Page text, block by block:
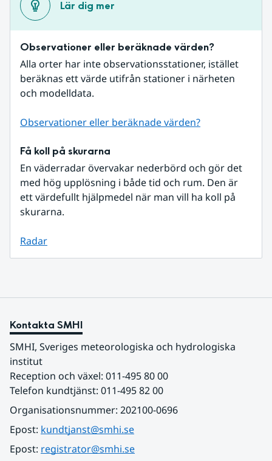
Lär dig mer
Observationer eller beräknade värden?
Alla orter har inte observationsstationer, istället
beräknas ett värde utifrån stationer i närheten
och modelldata.
Observationer eller beräknade värden?
Få koll på skurarna
En väderradar övervakar nederbörd och gör det
med hög upplösning i både tid och rum. Den är
ett värdefullt hjälpmedel när man vill ha koll på
skurarna.
Radar
Kontakta SMHI
SMHI, Sveriges meteorologiska och hydrologiska
institut
Reception och växel: 011-495 80 00
Telefon kundtjänst: 011-495 82 00
Organisationsnummer: 202100-0696
Epost: kundtjanst@smhi.se
Epost: registrator@smhi.se